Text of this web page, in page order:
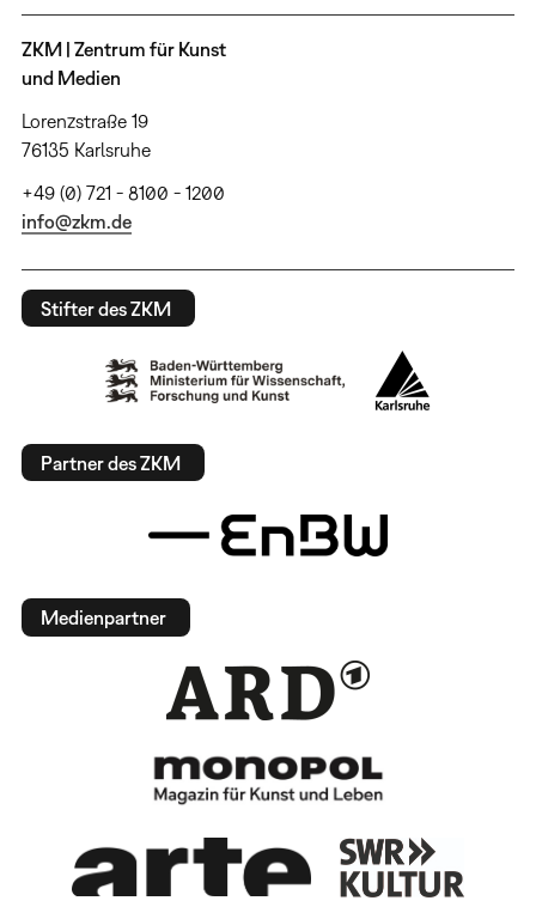
ZKM | Zentrum für Kunst
und Medien
Lorenzstraße 19
76135 Karlsruhe
+49 (0) 721 - 8100 - 1200
info@zkm.de
Stifter des ZKM
Partner des ZKM
Medienpartner